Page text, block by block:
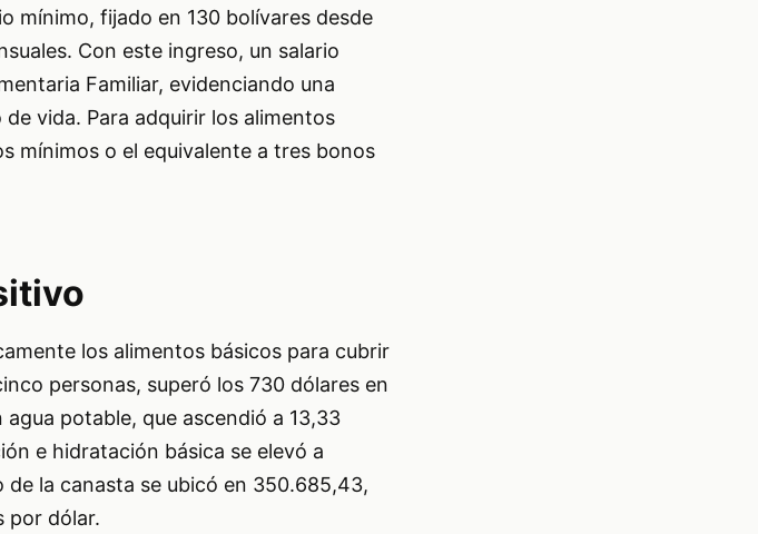
mínimo, fijado en 130 bolívares desde
Con este ingreso, un salario
Familiar, evidenciando una
vida. Para adquirir los alimentos
mínimos o el equivalente a tres bonos
los alimentos básicos para cubrir
personas, superó los 730 dólares en
potable, que ascendió a 13,33
e hidratación básica se elevó a
la canasta se ubicó en 350.685,43,
por dólar.